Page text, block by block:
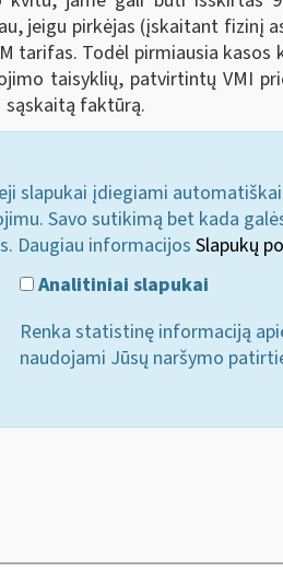
jeigu pirkėjas (įskaitant fizinį
Todėl pirmiausia
taisyklių, patvirtintų VMI
faktūrą.
slapukai įdiegiami
Savo sutikimą bet kada
Daugiau informacijos Slapukų
Analitiniai slapukai
Renka statistinę informaciją
naudojami Jūsų naršymo